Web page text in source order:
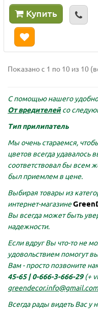
Купить
Показано с 1 по 10 из 10
С помощью нашего
От вредителейсо
Тип прилипатель
Мы очень стараемся,
цветов всегда удавалось
соответствовал бы всем
был приемлем в цене.
Выбирая товары из
интернет-магазине
Вы всегда может быть
надежности.
Если вдруг Вы что-то не
удовольствием помогут
Вам - просто позвоните
45-65 | 0-666-3-666-29(+
greendecor.info@gmail.com
Всегда рады видеть Вас у